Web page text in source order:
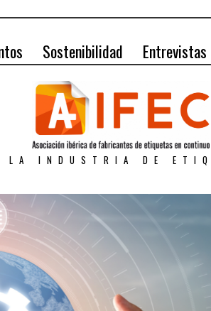
Sostenibilidad Entrevistas
INDUSTRIA DE